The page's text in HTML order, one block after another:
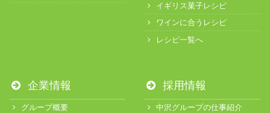
イギリス菓子レシピ
ワインに合うレシピ
レシピ一覧へ
企業情報
グループ概要
採用情報
中沢グループの仕事紹介